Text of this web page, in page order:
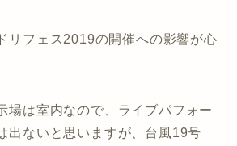
リフェス2019の開催への影響が心
場は室内なので、ライブパフォー
出ないと思いますが、台風19号